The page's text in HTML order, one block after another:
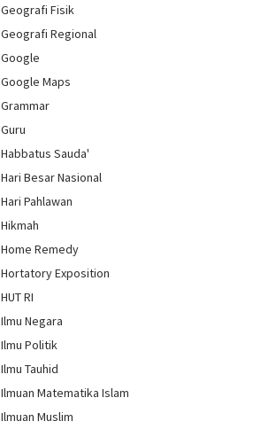
Geografi Fisik
Geografi Regional
Google
Google Maps
Grammar
Guru
Habbatus Sauda'
Hari Besar Nasional
Hari Pahlawan
Hikmah
Home Remedy
Hortatory Exposition
HUT RI
Ilmu Negara
Ilmu Politik
Ilmu Tauhid
Ilmuan Matematika Islam
Ilmuan Muslim